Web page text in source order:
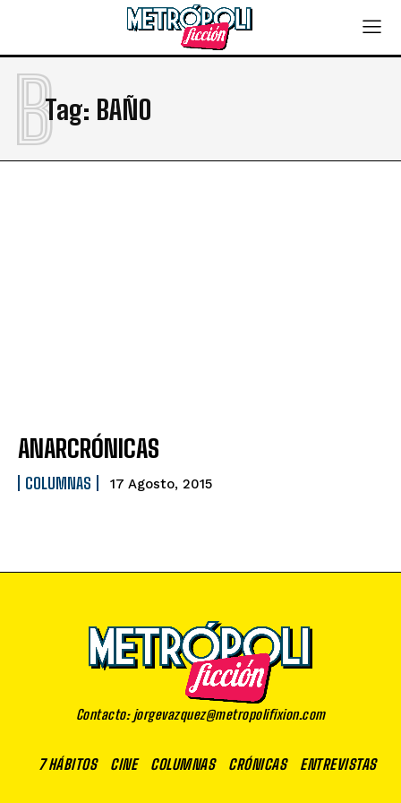
Tag: BAÑO
B
ANARCRÓNICAS
COLUMNAS 17 Agosto, 2015
Contacto: jorgevazquez@metropolifixion.com
7 HÁBITOS CINE COLUMNAS CRÓNICAS ENTREVISTAS